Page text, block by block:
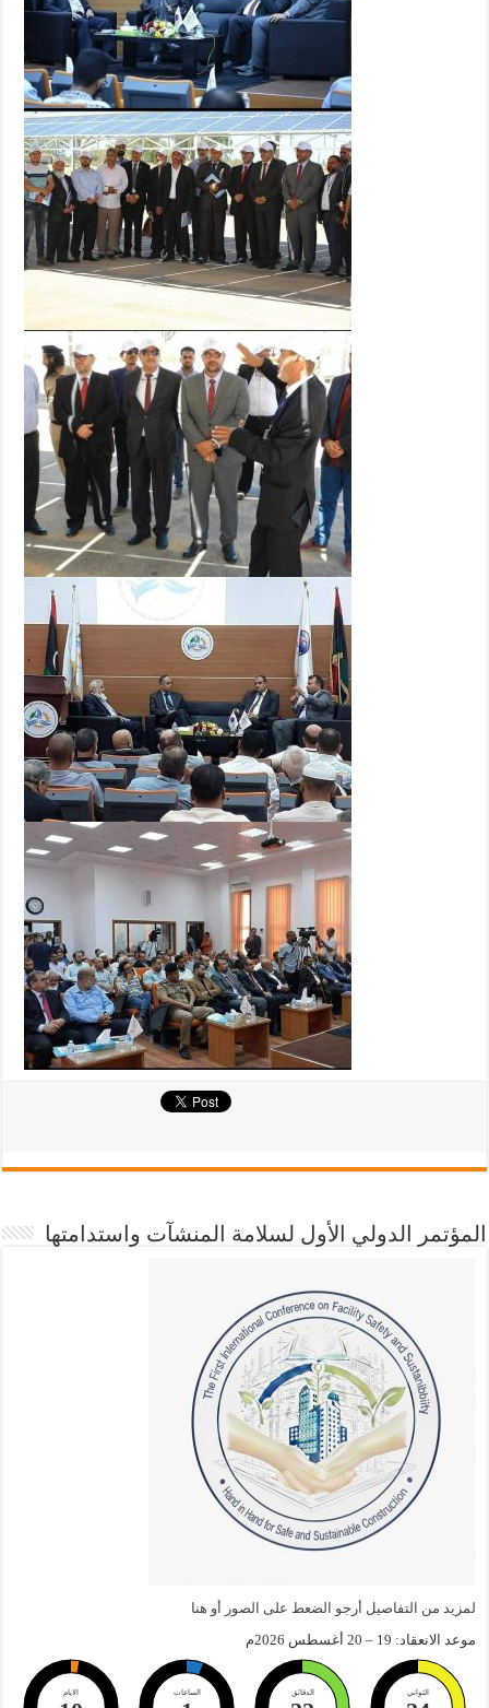
المؤتمر الدولي الأول لسلامة المنشآت واستدامتها
لمزيد من التفاصيل أرجو الضعط على الصور أو هنا
موعد الانعقاد: 19 – 20 أغسطس 2026م
الايام الساعات الدقائق الثواني